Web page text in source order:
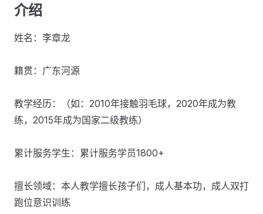
介绍
姓名：李章龙
籍贯：广东河源
教学经历：（如：2010年接触羽毛球，2020年成为教
练，2015年成为国家二级教练）
累计服务学生：累计服务学员1800+
擅长领域：本人教学擅长孩子们，成人基本功，成人双打
跑位意识训练